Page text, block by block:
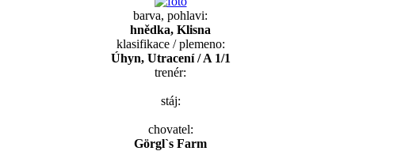
barva, pohlavi:
hnědka, Klisna
klasifikace / plemeno:
Úhyn, Utracení / A 1/1
trenér:
stáj:
chovatel:
Görgl`s Farm